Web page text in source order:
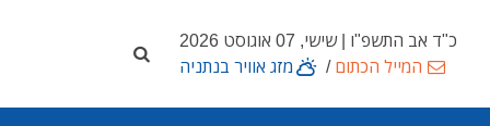
כ"ד אב התשפ"ו | שישי, 07 אוגוסט 2026
המייל הכתום/ מזג אוויר בנתניה